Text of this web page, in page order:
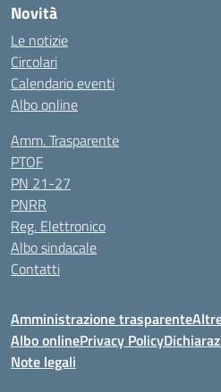
Novità
Le notizie
Circolari
Calendario eventi
Albo online
Amm. Trasparente
PTOF
PN 21-27
PNRR
Reg. Elettronico
Albo sindacale
Contatti
Amministrazione trasparente
Albo onlinePrivacy Policy
Note legali